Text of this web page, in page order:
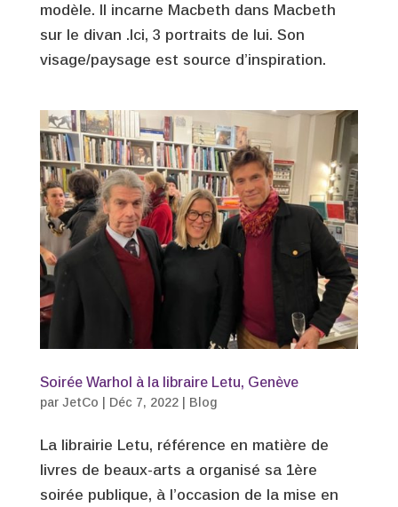
modèle. Il incarne Macbeth dans Macbeth
sur le divan .Ici, 3 portraits de lui. Son
visage/paysage est source d’inspiration.
Soirée Warhol à la libraire Letu, Genève
par JetCo Déc 7, 2022| Blog
La librairie Letu, référence en matière de
livres de beaux-arts a organisé sa 1ère
soirée publique, à l’occasion de la mise en